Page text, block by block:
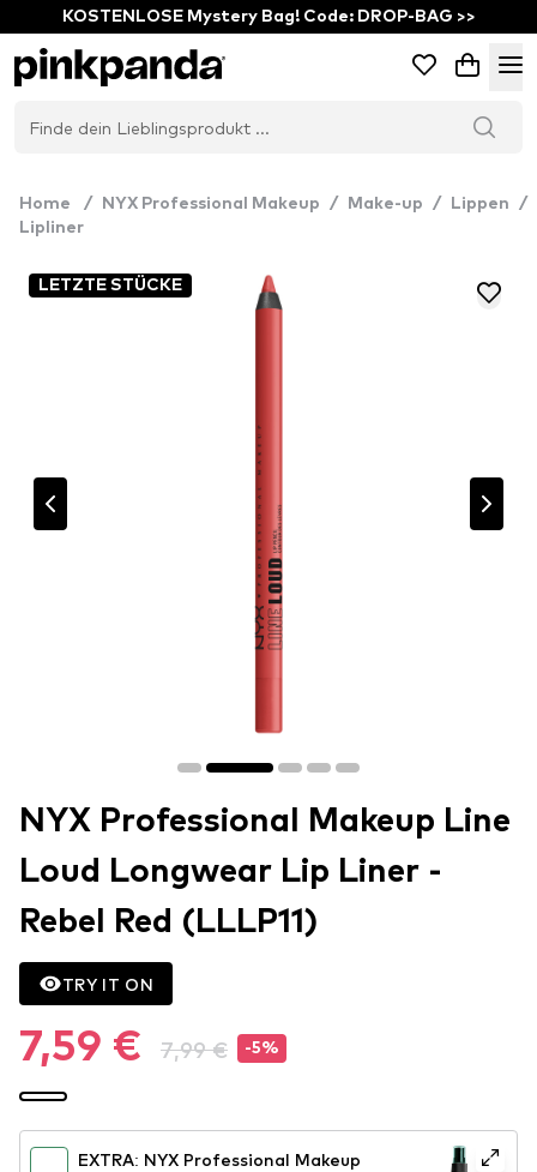
KOSTENLOSE Mystery Bag! Code: DROP-BAG >>
Home / NYX Professional Makeup / Make-up / Lippen
/
Lipliner
LETZTE STÜCKE
NYX Professional Makeup Line
Loud Longwear Lip Liner -
Rebel Red (LLLP11)
TRY IT ON
7,59 € 7,99 € -5%
EXTRA: NYX Professional Makeup